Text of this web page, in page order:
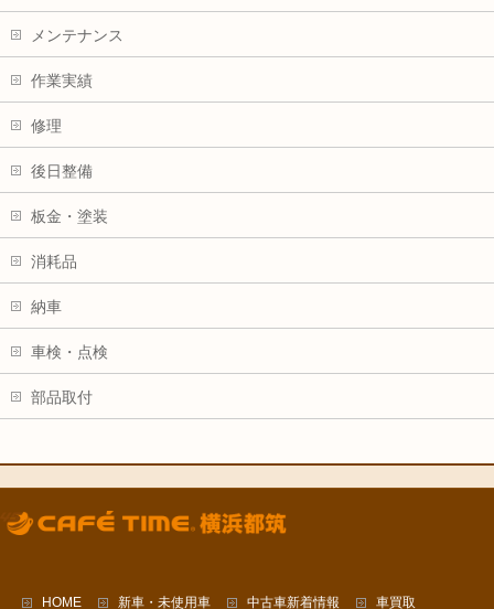
メンテナンス
作業実績
修理
後日整備
板金・塗装
消耗品
納車
車検・点検
部品取付
HOME 新車・未使用車 中古車新着情報 車買取